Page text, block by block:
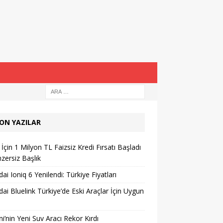
YAZILAR
1 Milyon TL Faizsiz Kredi Fırsatı Başladı
Başlık
Ioniq 6 Yenilendi: Türkiye Fiyatları
Bluelink Türkiye’de Eski Araçlar İçin Uygun
Yeni Suv Aracı Rekor Kırdı